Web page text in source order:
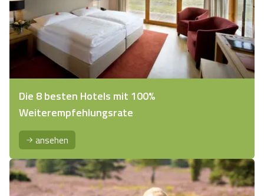
Die 8 besten Hotels mit 100%
Weiterempfehlungsrate
ansehen